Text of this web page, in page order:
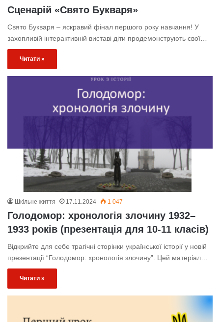
Сценарій «Свято Букваря»
Свято Букваря – яскравий фінал першого року навчання! У
захопливій інтерактивній виставі діти продемонструють свої…
Читати »
Шкільне життя 17.11.2024 1 047
Голодомор: хронологія злочину 1932–
1933 років (презентація для 10-11 класів)
Відкрийте для себе трагічні сторінки української історії у новій
презентації “Голодомор: хронологія злочину”. Цей матеріал…
Читати »